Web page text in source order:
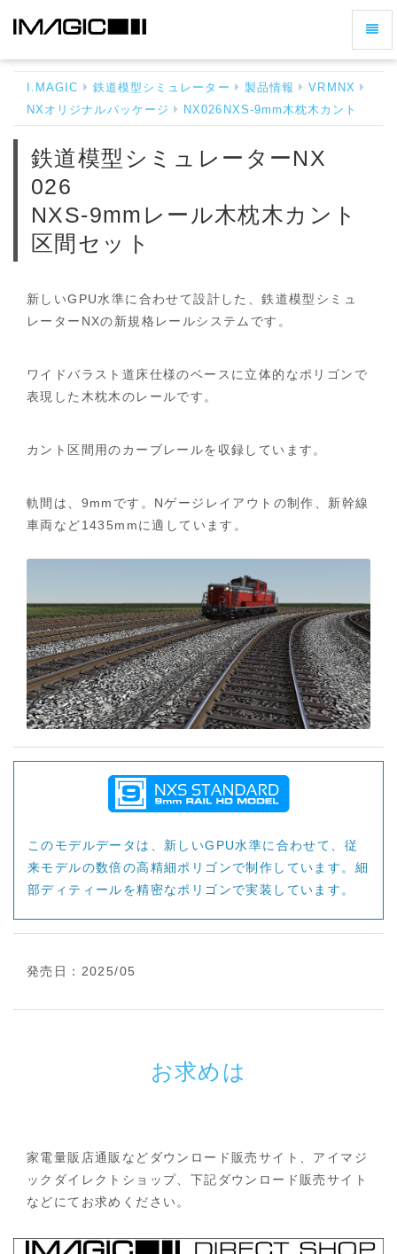
模
型
ミ
NX
026
9mm
レ
木
枕
ト
間
セ
ッ
ー
ム
へ
戻
る
ナ
ビ
I.MAGIC 鉄道模型シミュレーター 製品情報
VRMNX
NXオリジナルパッケージ
NX026NXS-9mm木枕木カント
鉄道模型シミュレーターNX
026
NXS-9mmレール木枕木カント
区間セット
新しいGPU水準に合わせて設計した、鉄道模型シミュ
レーターNXの新規格レールシステムです。
ワイドバラスト道床仕様のベースに立体的なポリゴンで
表現した木枕木のレールです。
カント区間用のカーブレールを収録しています。
軌間は、9mmです。Nゲージレイアウトの制作、新幹線
車両など1435mmに適しています。
このモデルデータは、新しいGPU水準に合わせて、従
来モデルの数倍の高精細ポリゴンで制作しています。細
部ディティールを精密なポリゴンで実装しています。
発売日：2025/05
お求めは
家電量販店通販などダウンロード販売サイト、アイマジ
ックダイレクトショップ、下記ダウンロード販売サイト
などにてお求めください。